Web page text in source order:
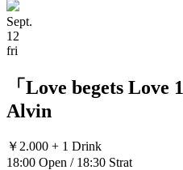
Sept.
12
fri
「Love begets Love
Alvin
￥2.000 + 1 Drink
18:00 Open / 18:30 Strat